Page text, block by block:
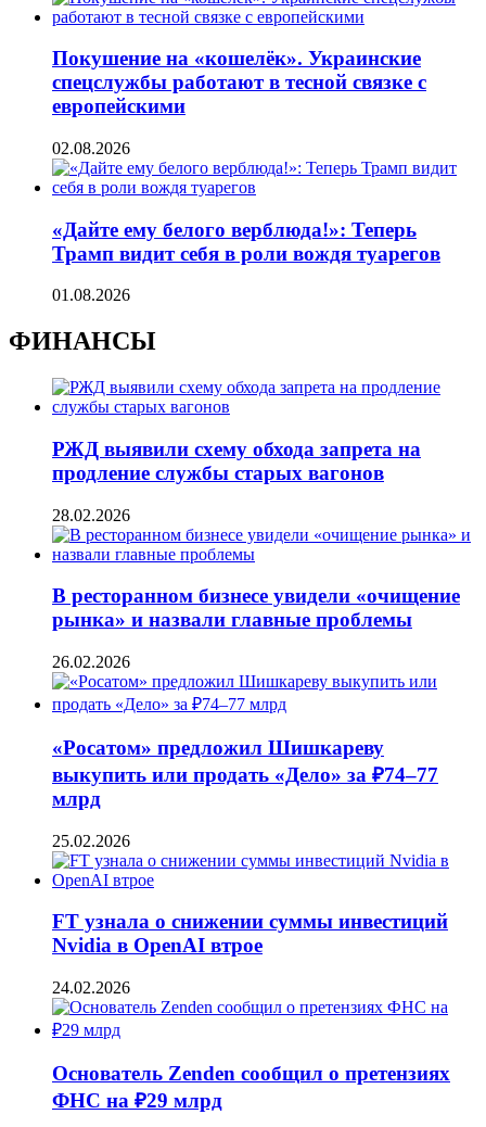
Покушение на «кошелёк». Украинские
спецслужбы работают в тесной связке с
европейскими
02.08.2026
«Дайте ему белого верблюда!»: Теперь
Трамп видит себя в роли вождя туарегов
01.08.2026
ФИНАНСЫ
РЖД выявили схему обхода запрета на
продление службы старых вагонов
28.02.2026
В ресторанном бизнесе увидели «очищение
рынка» и назвали главные проблемы
26.02.2026
«Росатом» предложил Шишкареву
выкупить или продать «Дело» за ₽74–77
млрд
25.02.2026
FT узнала о снижении суммы инвестиций
Nvidia в OpenAI втрое
24.02.2026
Основатель Zenden сообщил о претензиях
ФНС на ₽29 млрд